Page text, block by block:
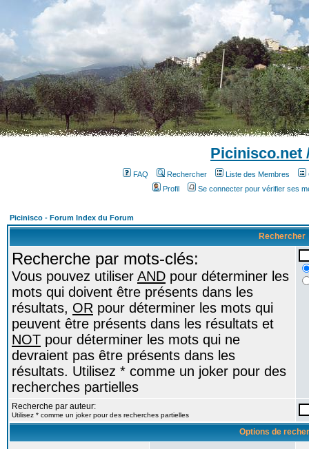
Picinisco.net
FAQ Rechercher Liste des Membres
Profil
Se connecter pour vérifier ses
Picinisco - Forum Index du Forum
Rechercher
Recherche par mots-clés:
Vous pouvez utiliser AND pour déterminer les
mots qui doivent être présents dans les
résultats, OR pour déterminer les mots qui
peuvent être présents dans les résultats et
NOT pour déterminer les mots qui ne
devraient pas être présents dans les
résultats. Utilisez * comme un joker pour des
recherches partielles
Recherche par auteur:
Utilisez * comme un joker pour des recherches partielles
Options de